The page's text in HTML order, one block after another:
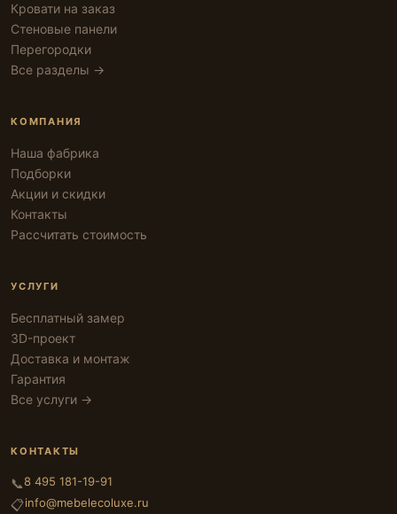
Кровати на заказ
Стеновые панели
Перегородки
Все разделы →
КОМПАНИЯ
Наша фабрика
Подборки
Акции и скидки
Контакты
Рассчитать стоимость
УСЛУГИ
Бесплатный замер
3D-проект
Доставка и монтаж
Гарантия
Все услуги →
КОНТАКТЫ
📞8 495 181-19-91
📋info@mebelecoluxe.ru